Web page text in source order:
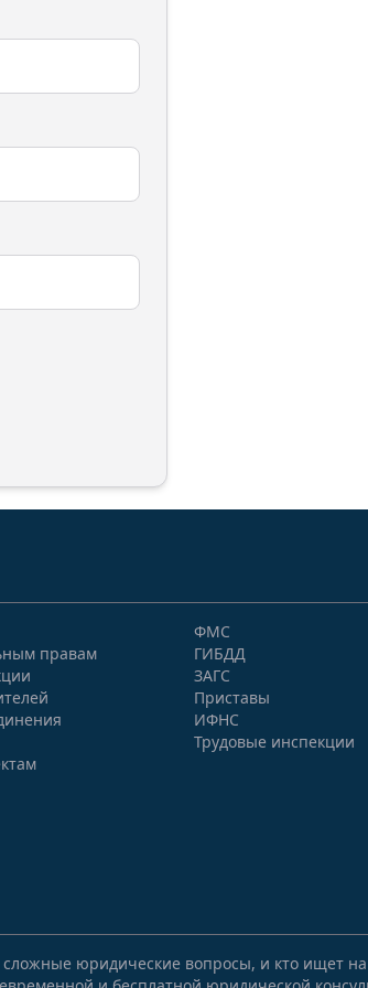
правам
ФМС
ГИБДД
ЗАГС
Приставы
ИФНС
Трудовые инспекции
юридические вопросы, и кто ищет